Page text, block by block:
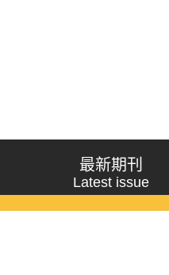
最新期刊
Latest issue